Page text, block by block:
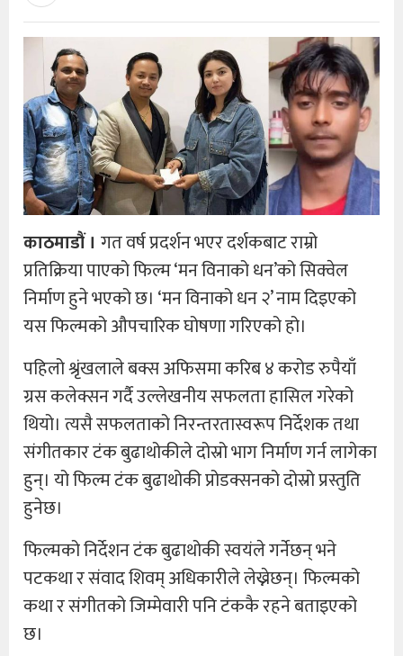
काठमाडौं । गत वर्ष प्रदर्शन भएर दर्शकबाट राम्रो
प्रतिक्रिया पाएको फिल्म ‘मन विनाको धन’को सिक्वेल
निर्माण हुने भएको छ। ‘मन विनाको धन २’ नाम दिइएको
यस फिल्मको औपचारिक घोषणा गरिएको हो।
पहिलो श्रृंखलाले बक्स अफिसमा करिब ४ करोड रुपैयाँ
ग्रस कलेक्सन गर्दै उल्लेखनीय सफलता हासिल गरेको
थियो। त्यसै सफलताको निरन्तरतास्वरूप निर्देशक तथा
संगीतकार टंक बुढाथोकीले दोस्रो भाग निर्माण गर्न लागेका
हुन्। यो फिल्म टंक बुढाथोकी प्रोडक्सनको दोस्रो प्रस्तुति
हुनेछ।
फिल्मको निर्देशन टंक बुढाथोकी स्वयंले गर्नेछन् भने
पटकथा र संवाद शिवम् अधिकारीले लेख्नेछन्। फिल्मको
कथा र संगीतको जिम्मेवारी पनि टंककै रहने बताइएको
छ।